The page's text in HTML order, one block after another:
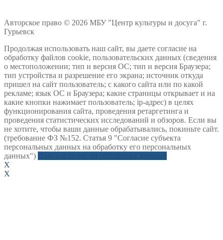
Авторское право © 2026 МБУ "Центр культуры и досуга" г.
Гурьевск
Продолжая использовать наш сайт, вы даете согласие на
обработку файлов cookie, пользовательских данных (сведения
о местоположении; тип и версия ОС; тип и версия Браузера;
тип устройства и разрешение его экрана; источник откуда
пришел на сайт пользователь; с какого сайта или по какой
рекламе; язык ОС и Браузера; какие страницы открывает и на
какие кнопки нажимает пользователь; ip-адрес) в целях
функционирования сайта, проведения ретаргетинга и
проведения статистических исследований и обзоров. Если вы
не хотите, чтобы ваши данные обрабатывались, покиньте сайт.
(требование ФЗ №152. Статья 9 "Согласие субъекта
персональных данных на обработку его персональных
данных")
X
X